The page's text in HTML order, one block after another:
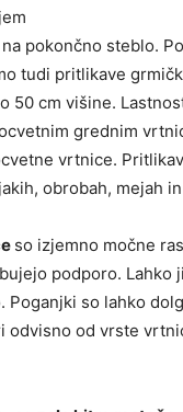
pokončno steblo.
tudi pritlikave
50 cm višine.
grednim
vrtnice.
obrobah, mejah
so izjemno močne
podporo. Lahko
Poganjki so lahko
odvisno od vrste